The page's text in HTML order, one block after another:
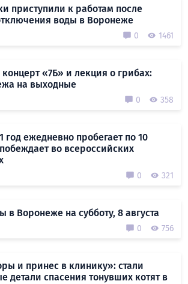
приступили к работам после
воды в Воронеже
0 1461
«7Б» и лекция о грибах:
на выходные
0 358
год ежедневно пробегает по 10
во всероссийских
0 321
в Воронеже на субботу, 8 августа
0 756
и принес в клинику»: стали
детали спасения тонувших котят в